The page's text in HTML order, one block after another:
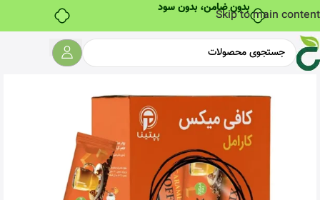
بدون ضامن، بدون سودSkip to main content